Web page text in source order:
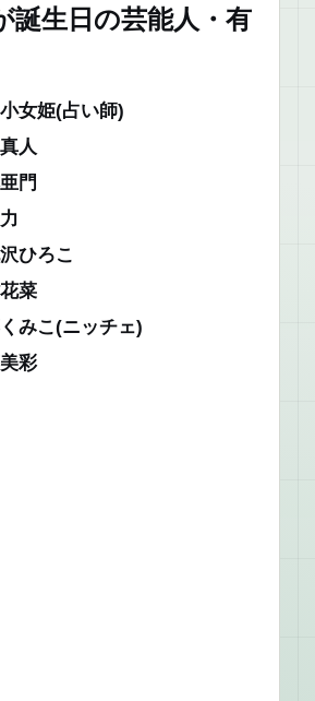
誕生日の芸能人・有
女姫(占い師)
人
門
ひろこ
菜
みこ(ニッチェ)
彩